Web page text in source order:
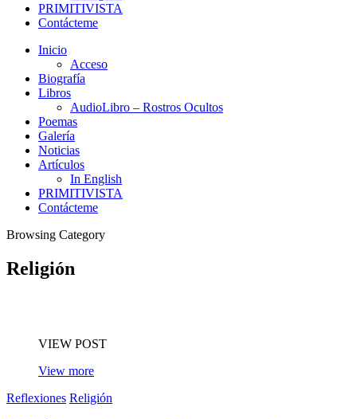
PRIMITIVISTA
Contácteme
Inicio
Acceso
Biografía
Libros
AudioLibro – Rostros Ocultos
Poemas
Galería
Noticias
Artículos
In English
PRIMITIVISTA
Contácteme
Browsing Category
Religión
VIEW POST
View more
Reflexiones Religión